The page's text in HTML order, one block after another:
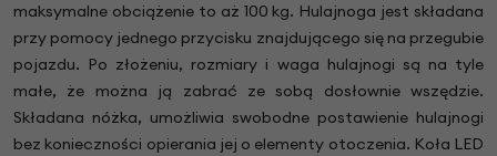
maksymalne obciążenie to aż 100 kg. Hulajnoga jest składana
przy pomocy jednego przycisku znajdującego się na przegubie
pojazdu. Po złożeniu, rozmiary i waga hulajnogi są na tyle
małe, że można ją zabrać ze sobą dosłownie wszędzie.
Składana nóżka, umożliwia swobodne postawienie hulajnogi
bez konieczności opierania jej o elementy otoczenia. Koła LED